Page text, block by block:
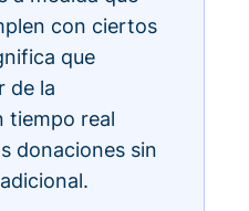
con ciertos
que
de la
tiempo real
donaciones sin